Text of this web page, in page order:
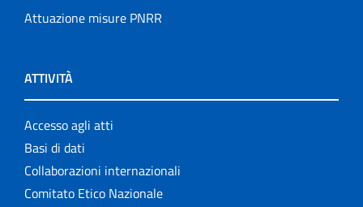
Attuazione misure PNRR
ATTIVITÀ
Accesso agli atti
Basi di dati
Collaborazioni internazionali
Comitato Etico Nazionale